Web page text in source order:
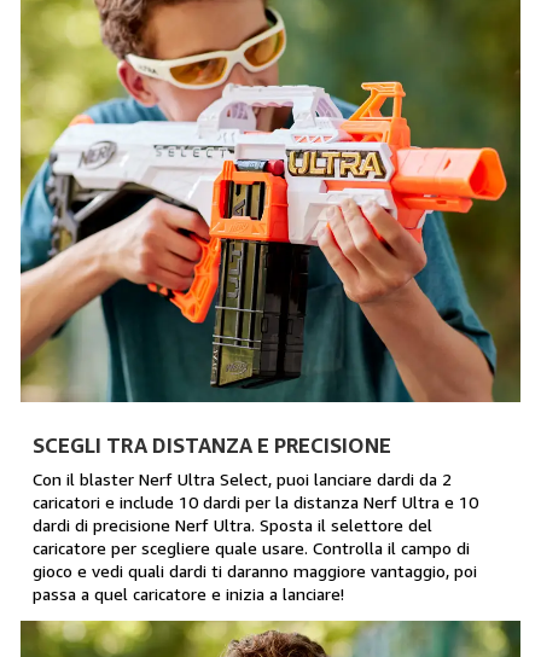
SCEGLI TRA DISTANZA E PRECISIONE
Con il blaster Nerf Ultra Select, puoi lanciare dardi da 2
caricatori e include 10 dardi per la distanza Nerf Ultra e 10
dardi di precisione Nerf Ultra. Sposta il selettore del
caricatore per scegliere quale usare. Controlla il campo di
gioco e vedi quali dardi ti daranno maggiore vantaggio, poi
passa a quel caricatore e inizia a lanciare!